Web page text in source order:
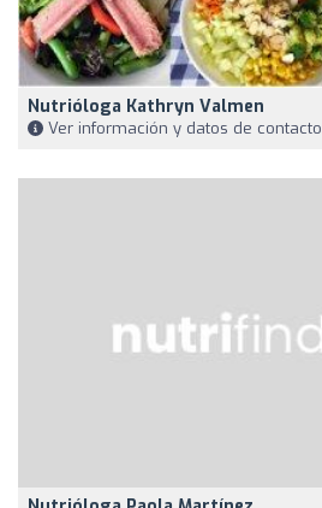
Nutrióloga Kathryn Valmen
Ver información y datos de contacto